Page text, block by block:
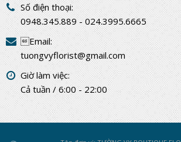
Số điện thoại:
0948.345.889 - 024.3995.6665
Email:
tuongvyflorist@gmail.com
Giờ làm việc:
Cả tuần / 6:00 - 22:00